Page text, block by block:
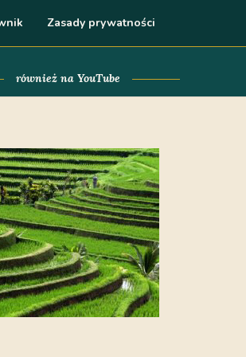
Zasady prywatności
również na YouTube